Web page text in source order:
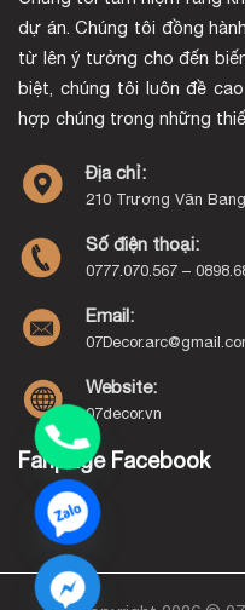
dự án. Chúng tôi đồng
từ lên ý tưởng cho đến
biệt, chúng tôi luôn đề
hợp chúng trong những
Địa chỉ:
210 Trương Văn
Số điện thoại:
0777.070.567 –
Email:
Website:
07decor.vn
Fanpage Facebook